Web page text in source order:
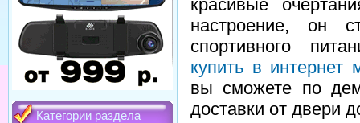
Категории раздела
красивые
настроение, он
спортивного
купить в интернет
вы сможете по
доставки от двери